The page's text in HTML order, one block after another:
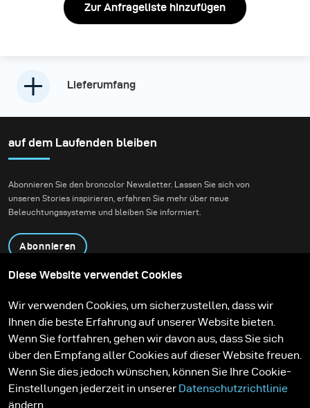
Zur Anfrageliste hinzufügen
Lieferumfang
auf dem Laufenden bleiben
Abonnieren Sie den broncolor Newsletter. Lassen Sie sich von
unseren Stories inspirieren, erfahren Sie mehr über neue
Beleuchtungssysteme und bleiben Sie informiert.
Abonnieren
Kontakt
Technologien
Contribute to our blog
Lernen
Support
Karriere
Media Center
Diese Website verwendet Cookies
Wir verwenden Cookies, um sicherzustellen, dass wir
Ihnen die beste Erfahrung auf unserer Website bieten.
Wenn Sie fortfahren, gehen wir davon aus, dass Sie sich
über den Empfang aller Cookies auf dieser Website freuen.
Wenn Sie dies jedoch wünschen, können Sie Ihre Cookie-
Einstellungen jederzeit in unserer Datenschutzrichtlinie
ändern.